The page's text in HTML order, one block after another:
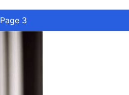
Page 3